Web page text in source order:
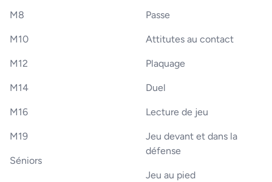
M8
M10
M12
M14
M16
M19
Séniors
Passe
Attitutes au contact
Plaquage
Duel
Lecture de jeu
Jeu devant et dans la
défense
Jeu au pied